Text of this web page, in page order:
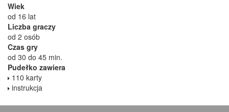
Wiek
od 16 lat
Liczba graczy
od 2 osób
Czas gry
od 30 do 45 min.
Pudełko zawiera
110 karty
instrukcja